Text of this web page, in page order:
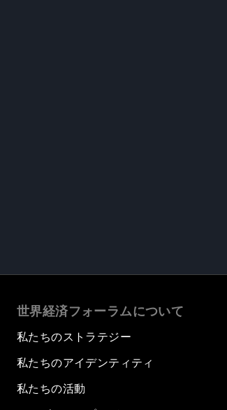
世界経済フォーラムについて
私たちのストラテジー
私たちのアイデンティティ
私たちの活動